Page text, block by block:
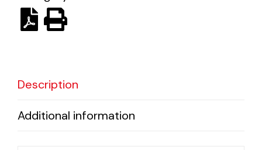
Solar lighting
Description
Additional information